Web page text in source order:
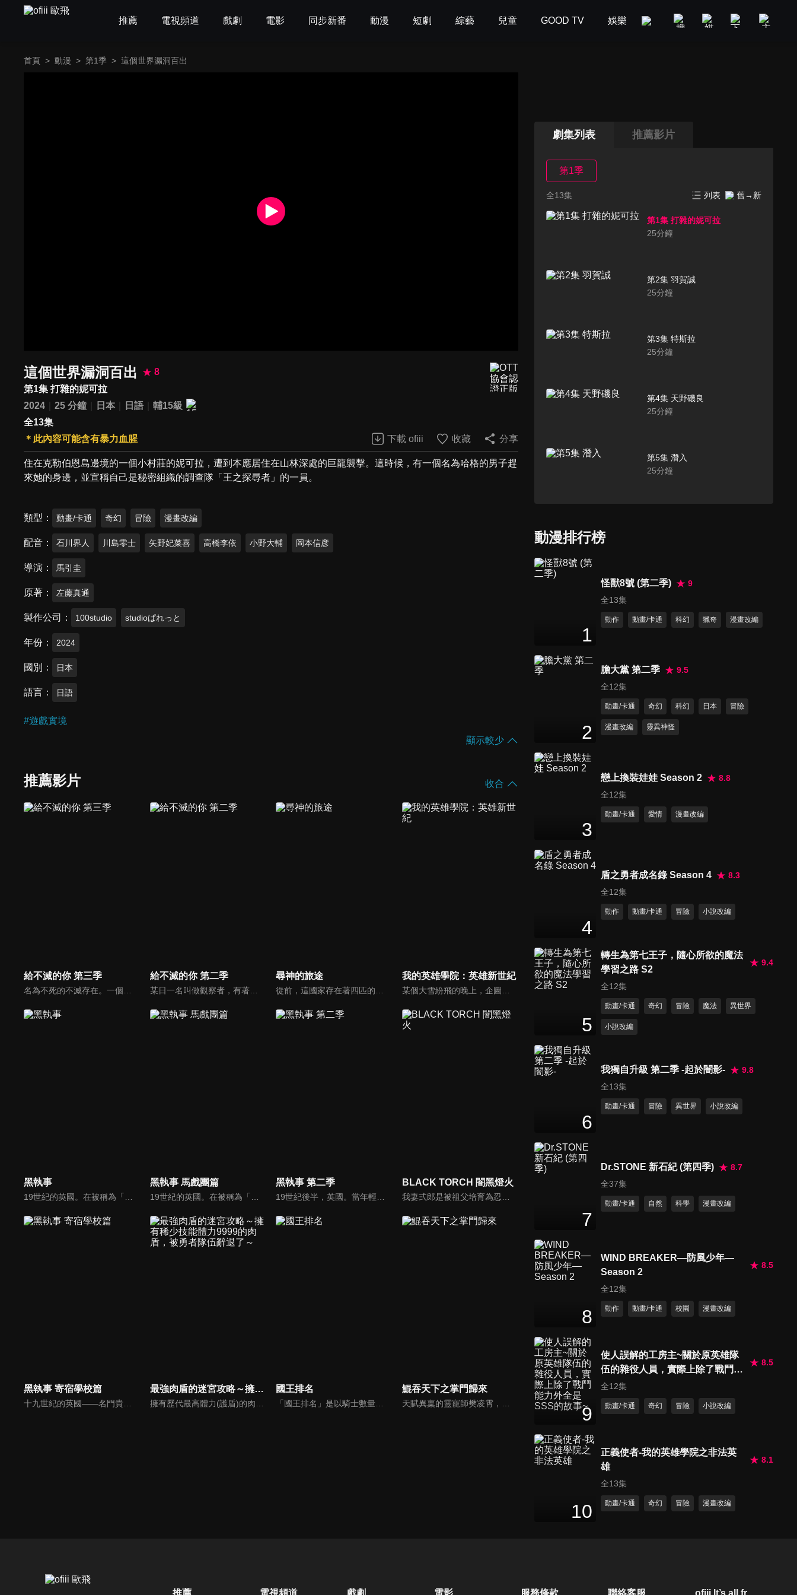
推薦 電視頻道 戲劇 電影 同步新番 動漫 短劇 綜藝 兒童 GOOD TV 娛樂 美食旅遊 新聞政論
首頁 > 動漫 > 第1季 > 這個世界漏洞百出
這個世界漏洞百出
8
第1集 打雜的妮可拉
2024
25 分鐘 日本 日語
輔15級
全13集
＊此內容可能含有暴力血腥
下載 ofiii 收藏 分享
住在克勒伯恩島邊境的一個小村莊的妮可拉，遭到本應居住在山林深處的巨龍襲擊。這時候，有一個名為哈格的男子趕
來她的身邊，並宣稱自己是秘密組織的調查隊「王之探尋者」的一員。
類型 動畫/卡通 奇幻 冒險 漫畫改編
配音 石川界人 川島零士 矢野妃菜喜 高橋李依 小野大輔 岡本信彦
導演 馬引圭
原著 左藤真通
製作公司 100studio studioぱれっと
年份 2024
國別 日本
語言 日語
#遊戲實境
顯示較少
推薦影片 收合
給不滅的你 第三季 給不滅的你 第二季 尋神的旅途 我的英雄學院：英雄新世紀
黑執事 黑執事 馬戲團篇 黑執事 第二季 BLACK TORCH 闇黑燈火
黑執事 寄宿學校篇
十九世紀的英國——名門貴族凡多姆海伍家的執事賽巴斯欽．米卡艾利斯，以及十三歲的家主謝爾．凡多姆海伍，以「女王的看門狗」之名，處理檯面下黑社會的骯髒工作。某一天，謝爾收到女王的來信。信上提及就讀英國首屈一指的名門寄宿學校——威斯頓公學的親人，戴立克和其他數名學生皆失聯。賽巴斯欽和謝爾為了調查這起事件，潛入威斯頓公學。事件的真相究竟為何?
最強肉盾的迷宮攻略～擁有稀少技能體力9999的肉盾，被勇者隊伍辭退了～
擁有歷代最高體力(護盾)的肉盾,路德為了找尋奇蹟秘寶治療心愛妹妹的病一直以來不斷地攻略迷宮。不過,所屬隊伍的勇者個性蠻橫,將路德從冒險隊伍裡面辭退了。原因是路德身上有個未知技能,勇者宣稱這個技能會扯隊伍後腿,甚至還說這是一個垃圾技能...... 不過最後卻證明了那不是垃圾技能,而是一個強悍技能!憑藉著9999護盾與強悍技能於一身的最強肉盾,路德的第一章冒險故事揭幕!
國王排名
「國王排名」是以騎士數量、國民人口、城鎮發展，以及國王本人是否像勇者一樣強大，綜合以上條件來評價各國國王的排行榜。「你想要成為全世界最棒的國王？」伯斯王國的大王子波吉，天生就聽不見、話也說不好、身體孱弱得舉不起劍，即使如此，他仍然想完成與母親的約定。這樣的堅強與執著也感動了影子一族的卡克，他決定支持波吉，並成為波吉第一個朋友！
鯤吞天下之掌門歸來
天賦異稟的靈寵師樊凌霄，於甲級門派晉升賽上遭人暗算，被自己的靈鯤所吞噬。睜眼醒來卻發現自己已化身為一名叫「流鋒芒」的少年，身處白府大牢之中，其門派凌霄閣也走到了絕境。為查明靈鯤反噬真相與重振門派，樊凌霄帶着現有的幾隻靈寵，與谷靈、程曦、月彤，一起踏上了全新的冒險之旅。
劇集列表 推薦影片
第1季
全13集 列表 舊→新
第1集 打雜的妮可拉
25分鐘
第2集 羽賀誠
25分鐘
第3集 特斯拉
25分鐘
第4集 天野磯良
25分鐘
第5集 潛入
25分鐘
第7集 社長
25分鐘
25分鐘
第11集 阿爾巴
第12集 鑽石
動漫排行榜
1
怪獸8號 (第二季)
9
全13集
動作 動畫/卡通 科幻 獵奇 漫畫改編
2
膽大黨 第二季
9.5
全12集
動畫/卡通 奇幻 科幻 日本 冒險
漫畫改編 靈異神怪
3
戀上換裝娃娃 Season 2
8.8
全12集
動畫/卡通 愛情 漫畫改編
4
盾之勇者成名錄 Season 4
8.3
全12集
動作 動畫/卡通 冒險 小說改編
5
轉生為第七王子，隨心所欲的魔法
學習之路 S2
9.4
全12集
動畫/卡通 奇幻 冒險 魔法 異世界
小說改編
6
我獨自升級 第二季 -起於闇影-
9.8
全13集
動畫/卡通 冒險 異世界 小說改編
7
Dr.STONE 新石紀 (第四季)
8.7
全37集
動畫/卡通 自然 科學 漫畫改編
8
WIND BREAKER—防風少年—
Season 2
8.5
全12集
動作 動畫/卡通 校園 漫畫改編
9
使人誤解的工房主~關於原英雄隊
伍的雜役人員，實際上除了戰鬥能
力外全是SSS的故事~
8.5
全12集
動畫/卡通 奇幻 冒險 小說改編
10
正義使者-我的英雄學院之非法英
雄
8.1
全13集
動畫/卡通 奇幻 冒險 漫畫改編
推薦 電視頻道 戲劇 電影 服務條款 聯絡客服